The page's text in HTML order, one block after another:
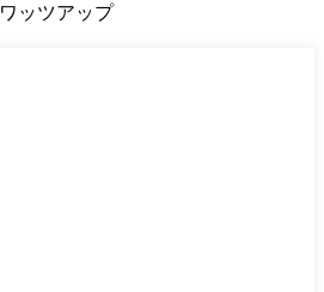
ワッツアップ